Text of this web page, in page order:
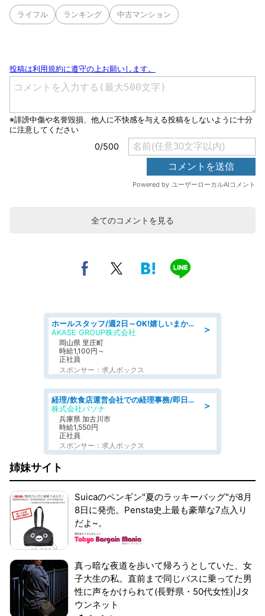
ライフル ランキング 中古マンション
全てのコメントを見る
＞
ホールスタッフ/週2日～OK!嬉しいまかない付き/岡山県/浅口郡里庄町
AKASE GROUP株式会社
岡山県 里庄町
時給1,100円～
正社員
スポンサー：求人ボックス
＞
経理/飲食店運営会社での経理事務/即日勤務可/車通勤可/経理/一般事務
株式会社パソナ
兵庫県 加古川市
時給1,550円
正社員
スポンサー：求人ボックス
姉妹サイト
Suicaのペンギン"夏のラッキーバッグ"が8月
8日に発売。Pensta史上最も豪華な7点入り
だよ~。
真っ暗な夜道を歩いて帰ろうとしていた、女
子大生の私。直前まで同じバスに乗ってた男
性に声をかけられて(長野県・50代女性)|Jタ
ウンネット